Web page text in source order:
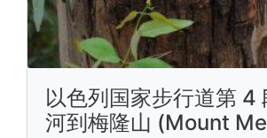
以色列国家步行道第 4
河到梅隆山 (Mount